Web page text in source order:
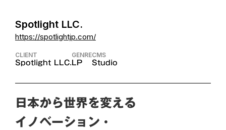
Spotlight LLC.
https://spotlightjp.com/
CLIENT
Spotlight LLC.
GENRE
LP
CMS
Studio
日本から世界を変える
イノベーション・